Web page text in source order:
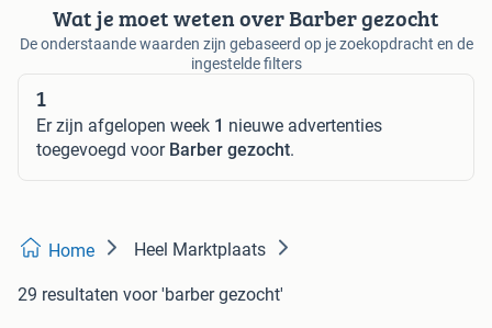
Wat je moet weten over Barber gezocht
De onderstaande waarden zijn gebaseerd op je zoekopdracht en de
ingestelde filters
1
Er zijn afgelopen week 1 nieuwe advertenties
toegevoegd voor Barber gezocht.
Home Heel Marktplaats
29 resultaten voor 'barber gezocht'